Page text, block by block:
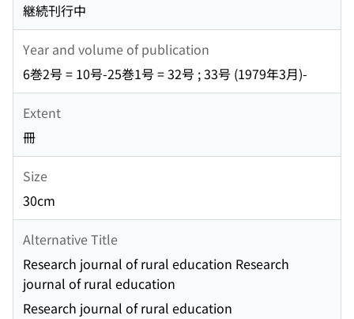
継続刊行中
Year and volume of publication
6巻2号 = 10号-25巻1号 = 32号 ; 33号 (1979年3月)-
Extent
冊
Size
30cm
Alternative Title
Research journal of rural education Research
journal of rural education
Research journal of rural education